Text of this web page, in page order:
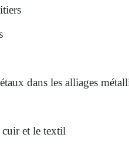
dans les alliages
cuir et le textil